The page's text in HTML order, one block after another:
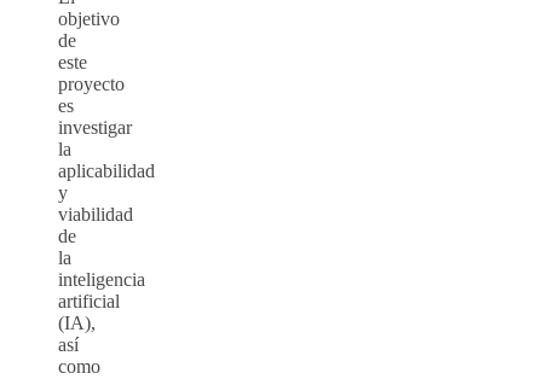
objetivo
de
este
proyecto
es
investigar
la
aplicabilidad
y
viabilidad
de
la
inteligencia
artificial
(IA),
así
como